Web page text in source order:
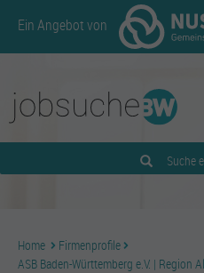
Ein Angebot von
Suche
Home
Firmenprofile
ASB Baden-Württemberg e.V. | Region